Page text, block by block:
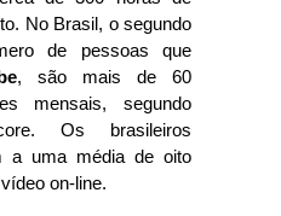
No Brasil, o segundo
de pessoas que
, são mais de 60
mensais, segundo
Os brasileiros
a uma média de oito
on-line.